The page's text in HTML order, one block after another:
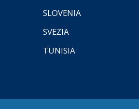
SLOVENIA
SVEZIA
TUNISIA